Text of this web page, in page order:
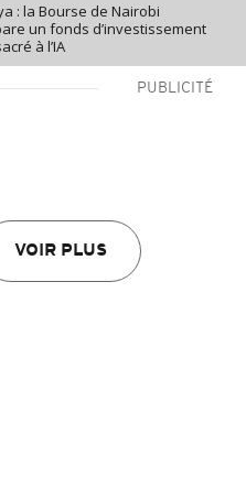
: la Bourse de Nairobi
un fonds d’investissement
à l’IA
PUBLICITÉ
VOIR PLUS